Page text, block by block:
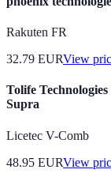
Rakuten FR
32.79 EURView
Tolife
Supra
Licetec V-Comb
48.95 EURView